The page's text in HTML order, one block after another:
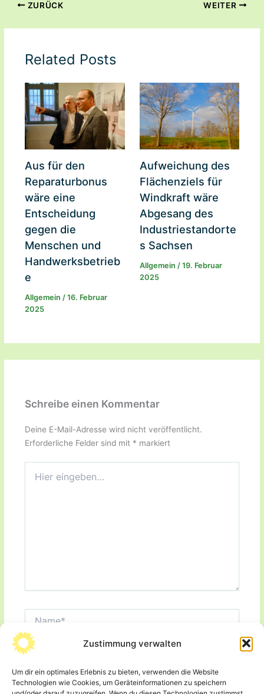
Zustimmung verwalten
Um dir ein optimales Erlebnis zu bieten, verwenden die Website
Technologien wie Cookies, um Geräteinformationen zu speichern
ZURÜCK WEITER
Related Posts
Aus für den
Reparaturbonus
wäre eine
Entscheidung
gegen die
Menschen und
Handwerksbetrieb
e
Allgemein / 16. Februar
2025
Aufweichung des
Flächenziels für
Windkraft wäre
Abgesang des
Industriestandorte
s Sachsen
Allgemein / 19. Februar
2025
Schreibe einen Kommentar
Deine E-Mail-Adresse wird nicht veröffentlicht.
Erforderliche Felder sind mit * markiert
eingeben…
E-
Adresse*
Website